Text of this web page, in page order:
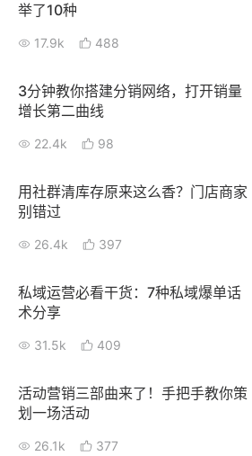
新零售大会
AllValue 战略合作
增长产品指南
智库 产品场景库
品牌消费观
新零售资讯
培训课程
私域课程
举了10种
17.9k 488
3分钟教你搭建分销网络，打开销量
增长第二曲线
22.4k 98
用社群清库存原来这么香？门店商家
别错过
26.4k 397
私域运营必看干货：7种私域爆单话
术分享
31.5k 409
活动营销三部曲来了！手把手教你策
划一场活动
26.1k 377